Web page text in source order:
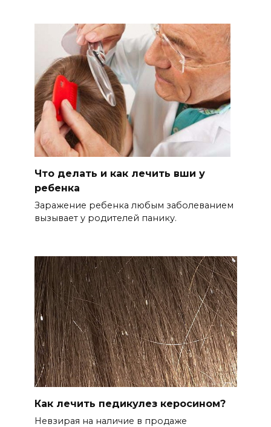
Что делать и как лечить вши у
ребенка
Заражение ребенка любым заболеванием
вызывает у родителей панику.
Как лечить педикулез керосином?
Невзирая на наличие в продаже